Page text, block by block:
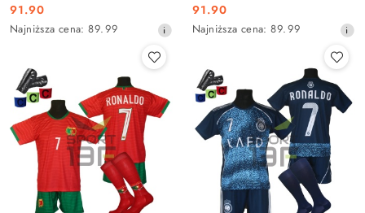
Cena
promocyjna:
91.90
Najniższa
dni
przed
obniżką
Najniższa cena: 89.99
Cena
promocyjna:
91.90
Najniższa
30
dni
przed
obniżką
Najniższa cena: 89.99